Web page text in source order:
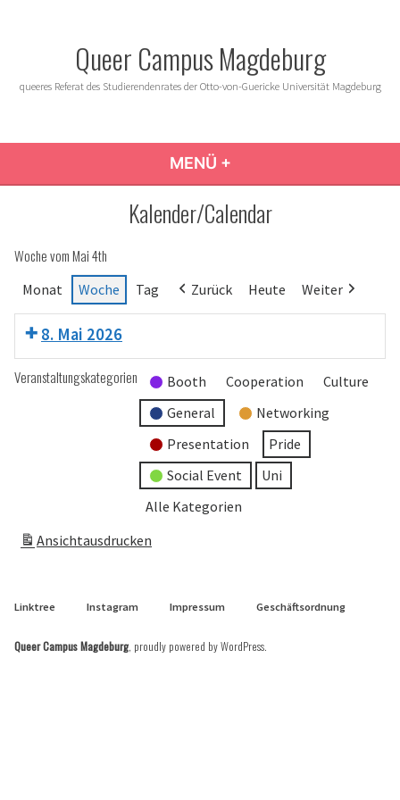
Queer Campus Magdeburg
queeres Referat des Studierendenrates der Otto-von-Guericke Universität Magdeburg
MENÜ +
Kalender/Calendar
Woche vom Mai 4th
Monat Woche Tag Zurück Heute Weiter
8. Mai 2026
Veranstaltungskategorien Booth Cooperation
Culture
General
Networking
Presentation
Pride
Social Event
Uni
Alle Kategorien
Ansichtausdrucken
Linktree Instagram Impressum Geschäftsordnung
Queer Campus Magdeburg, proudly powered by WordPress.